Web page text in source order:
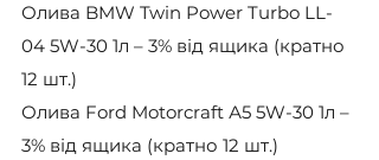
Олива BMW Twin Power Turbo LL-
04 5W-30 1л – 3% від ящика (кратно
12 шт.)
Олива Ford Motorcraft А5 5W-30 1л –
3% від ящика (кратно 12 шт.)